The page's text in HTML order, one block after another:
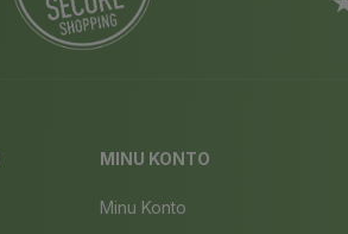
MINU KONTO
Minu Konto